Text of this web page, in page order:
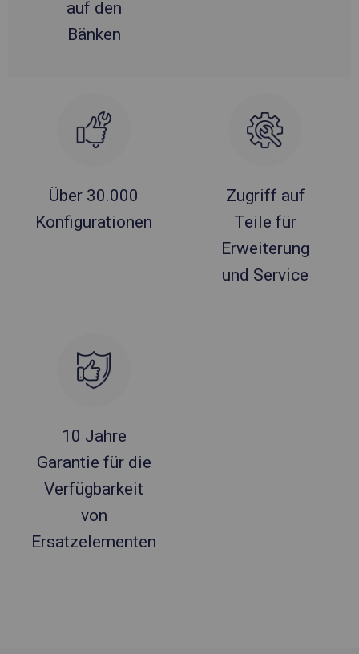
auf den
Bänken
Über 30.000
Konfigurationen
Zugriff auf
Teile für
Erweiterung
und Service
10 Jahre
Garantie für die
Verfügbarkeit
von
Ersatzelementen